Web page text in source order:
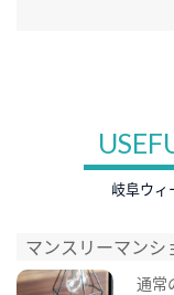
岐阜ウィ
マンスリーマンシ
通常